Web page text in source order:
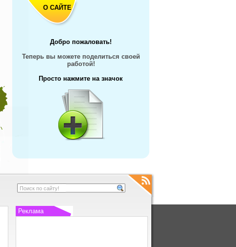
О САЙТЕ
Добро пожаловать!
Теперь вы можете поделиться своей
работой!
Просто нажмите на значок
Реклама